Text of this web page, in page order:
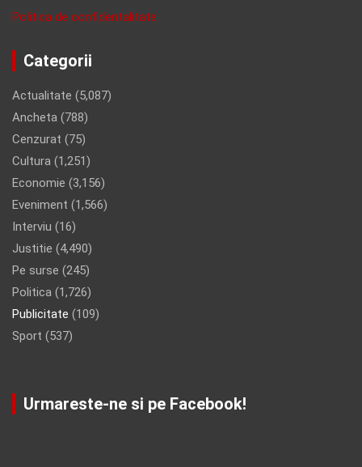
Politica de confidentalitate
Categorii
Actualitate (5,087)
Ancheta (788)
Cenzurat (75)
Cultura (1,251)
Economie (3,156)
Eveniment (1,566)
Interviu (16)
Justitie (4,490)
Pe surse (245)
Politica (1,726)
Publicitate (109)
Sport (537)
Urmareste-ne si pe Facebook!